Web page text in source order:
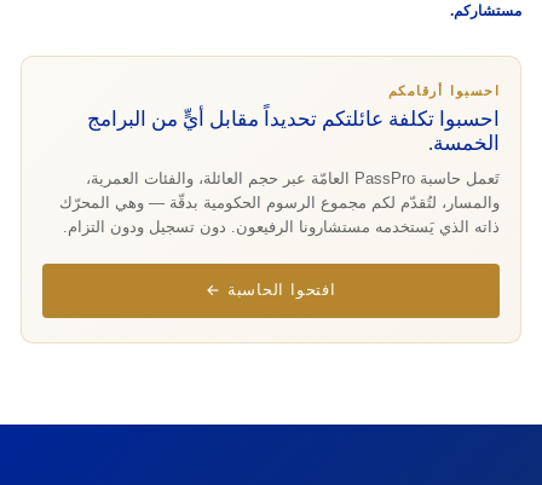
مستشاركم.
احسبوا أرقامكم
احسبوا تكلفة عائلتكم تحديداً مقابل أيٍّ من البرامج
الخمسة.
تَعمل حاسبة PassPro العامّة عبر حجم العائلة، والفئات العمرية،
والمسار، لتُقدّم لكم مجموع الرسوم الحكومية بدقّة — وهي المحرّك
ذاته الذي يَستخدمه مستشارونا الرفيعون. دون تسجيل ودون التزام.
افتحوا الحاسبة ←